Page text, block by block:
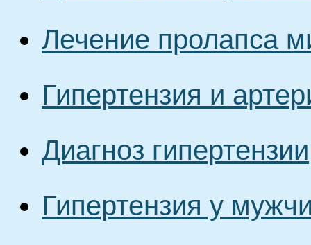
Лечение пролапса
Гипертензия и
Диагноз гипертензии
Гипертензия у